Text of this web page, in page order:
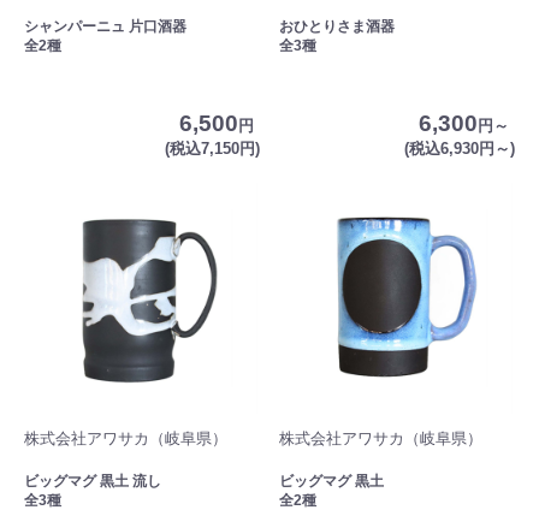
シャンパーニュ 片口酒器
全2種
6,500 円
(税込7,150円)
おひとりさま酒器
全3種
6,300 円～
(税込6,930円～)
株式会社アワサカ（岐阜県）
ビッグマグ 黒土 流し
全3種
株式会社アワサカ（岐阜県）
ビッグマグ 黒土
全2種